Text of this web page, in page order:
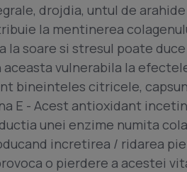
drojdia, untul de
la mentinerea
la soare si stresul poate
vulnerabila la
bineinteles citricele,
E - Acest antioxidant
unei enzime numita
incretirea / ridarea
o pierdere a acestei